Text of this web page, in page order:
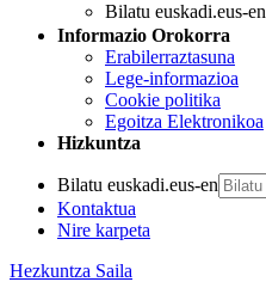
Bilatu euskadi.eus-en
Informazio Orokorra
Erabilerraztasuna
Lege-informazioa
Cookie politika
Egoitza Elektronikoa
Hizkuntza
Bilatu euskadi.eus-en
Kontaktua
Nire karpeta
Hezkuntza Saila